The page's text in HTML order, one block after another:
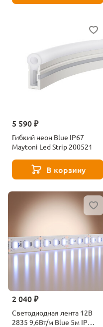
5 590 ₽
Гибкий неон Blue IP67
Maytoni Led Strip 200521
В корзину
2 040 ₽
Светодиодная лента 12В
2835 9,6Вт/м Blue 5м IP